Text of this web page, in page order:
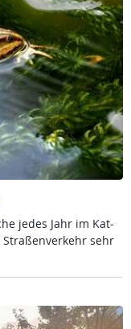
je­des Jahr im Kat­
sehr